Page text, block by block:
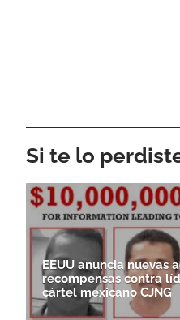
Si te lo
EEUU anuncia nuevas
recompensas contra
cártel mexicano CJNG